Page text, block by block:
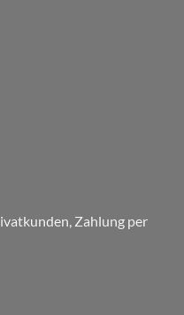
Zahlung per